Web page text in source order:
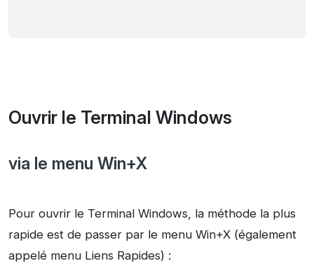
Ouvrir le Terminal Windows
via le menu Win+X
Pour ouvrir le Terminal Windows, la méthode la plus
rapide est de passer par le menu Win+X (également
appelé menu Liens Rapides) :